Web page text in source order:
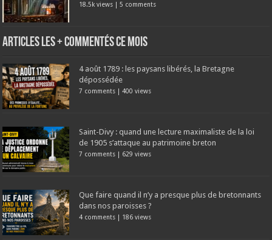
18.5k views |5 comments
Articles les + commentés ce mois
4 août 1789 : les paysans libérés, la Bretagne
dépossédée
7 comments |400 views
Saint-Divy : quand une lecture maximaliste de la loi
de 1905 s’attaque au patrimoine breton
7 comments | 629 views
Que faire quand il n’y a presque plus de bretonnants
dans nos paroisses ?
4 comments | 186 views